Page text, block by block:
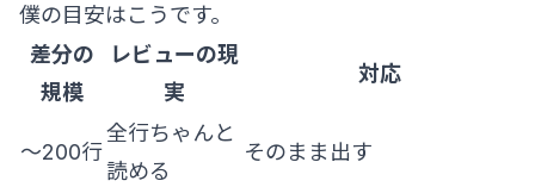
僕の目安はこうです。
差分の
規模
レビューの現
実
対応
〜200行
全行ちゃんと
読める
そのまま出す